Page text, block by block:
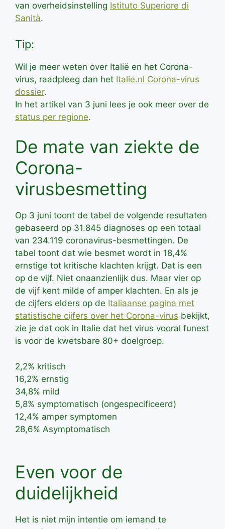
van overheidsinstelling Istituto Superiore di
Sanità.
Tip:
Wil je meer weten over Italië en het Corona-
virus, raadpleeg dan het Italie.nl Corona-virus
dossier.
In het artikel van 3 juni lees je ook meer over de
status per regione.
De mate van ziekte de
Corona-
virusbesmetting
Op 3 juni toont de tabel de volgende resultaten
gebaseerd op 31.845 diagnoses op een totaal
van 234.119 coronavirus-besmettingen. De
tabel toont dat wie besmet wordt in 18,4%
ernstige tot kritische klachten krijgt. Dat is een
op de vijf. Niet onaanzienlijk dus. Maar vier op
de vijf kent milde of amper klachten. En als je
de cijfers elders op de Italiaanse pagina met
statistische cijfers over het Corona-virus bekijkt,
zie je dat ook in Italie dat het virus vooral funest
is voor de kwetsbare 80+ doelgroep.
2,2% kritisch
16,2% ernstig
34,8% mild
5,8% symptomatisch (ongespecificeerd)
12,4% amper symptomen
28,6% Asymptomatisch
Even voor de
duidelijkheid
Het is niet mijn intentie om iemand te